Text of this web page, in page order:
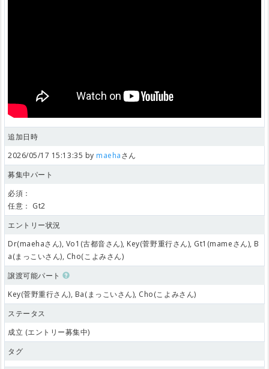
追加日時
2026/05/17 15:13:35 by maehaさん
募集中パート
必須：
任意： Gt2
エントリー状況
Dr(maehaさん), Vo1(古都音さん), Key(菅野重行さん), Gt1(mameさん), B
a(まっこいさん), Cho(こよみさん)
譲渡可能パート
Key(菅野重行さん), Ba(まっこいさん), Cho(こよみさん)
ステータス
成立 (エントリー募集中)
タグ